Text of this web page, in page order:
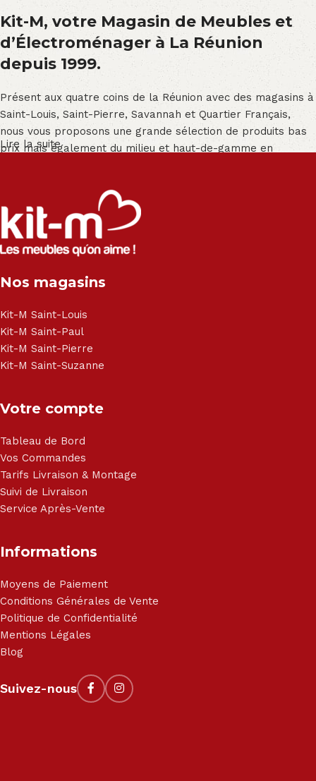
Kit-M, votre Magasin de Meubles et
d’Électroménager à La Réunion
depuis 1999.
Présent aux quatre coins de la Réunion avec des magasins à
Saint-Louis, Saint-Pierre, Savannah et Quartier Français,
nous vous proposons une grande sélection de produits bas
prix mais également du milieu et haut-de-gamme en
Salon angle - Salon convertible - Salon relax - Canapé -
Canapé lit - Cuisine sur-mesure - Fauteuil - Armoire - Table
et chaise - Meuble de salle de bain - Literie - Lit - Bureau -
Électroménager - Télévision led - Réfrigérateur -
- Matelas - Hifi Hitachi, LG, Sharp, Philips, Bosh, Moulinex,
Haier, Sony, Cecotec, Westpoint, Dyson.
Lire la suite
Nos magasins
Kit-M Saint-Louis
Kit-M Saint-Paul
Kit-M Saint-Pierre
Kit-M Saint-Suzanne
Votre compte
Tableau de Bord
Vos Commandes
Tarifs Livraison & Montage
Suivi de Livraison
Service Après-Vente
Informations
Moyens de Paiement
Conditions Générales de Vente
Politique de Confidentialité
Mentions Légales
Blog
Suivez-nous